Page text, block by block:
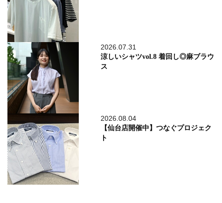
2026.07.31
涼しいシャツvol.8 着回し◎麻ブラウ
ス
2026.08.04
【仙台店開催中】つなぐプロジェク
ト